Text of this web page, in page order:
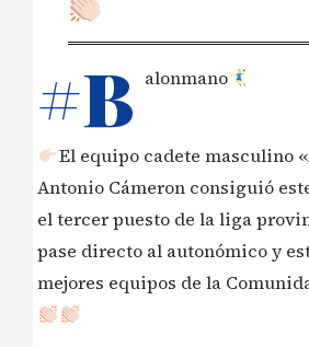
#B alonmano
El equipo cadete masculino
Antonio Cámeron consiguió
el tercer puesto de la liga
pase directo al autonómico y
mejores equipos de la